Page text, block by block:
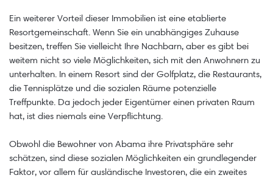
Ein weiterer Vorteil dieser Immobilien ist eine etablierte
Resortgemeinschaft. Wenn Sie ein unabhängiges Zuhause
besitzen, treffen Sie vielleicht Ihre Nachbarn, aber es gibt bei
weitem nicht so viele Möglichkeiten, sich mit den Anwohnern zu
unterhalten. In einem Resort sind der Golfplatz, die Restaurants,
die Tennisplätze und die sozialen Räume potenzielle
Treffpunkte. Da jedoch jeder Eigentümer einen privaten Raum
hat, ist dies niemals eine Verpflichtung.
Obwohl die Bewohner von Abama ihre Privatsphäre sehr
schätzen, sind diese sozialen Möglichkeiten ein grundlegender
Faktor, vor allem für ausländische Investoren, die ein zweites